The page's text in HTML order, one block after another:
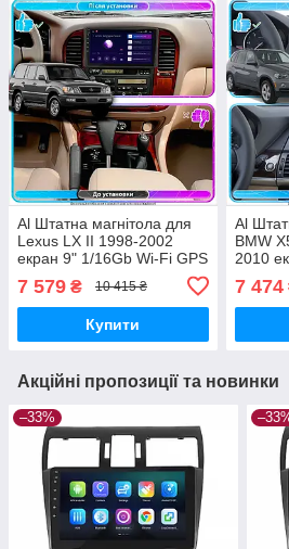
Al Штатна магнітола для
Lexus LX II 1998-2002
екран 9" 1/16Gb Wi-Fi GPS
7 579 ₴ 10 415 ₴
Купити
Al
BMW
2010
7 474
Акційні пропозиції та новинки
–33%